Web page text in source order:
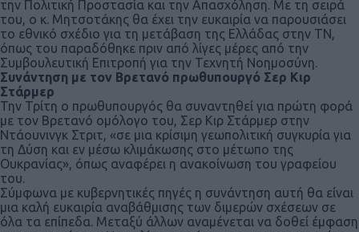
την Πολιτική Προστασία και την Απασχόληση. Με τη σειρά
του, ο κ. Μητσοτάκης θα έχει την ευκαιρία να παρουσιάσει
το εθνικό σχέδιο για τη μετάβαση της Ελλάδας στην ΤΝ,
όπως του παραδόθηκε πριν από λίγες μέρες από την
Συμβουλευτική Επιτροπή για την Τεχνητή Νοημοσύνη.
Συνάντηση με τον Βρετανό πρωθυπουργό Σερ Κιρ
Στάρμερ
Την Τρίτη ο πρωθυπουργός θα συναντηθεί για πρώτη φορά
με τον Βρετανό ομόλογο του, Σερ Κιρ Στάρμερ στην
Ντάουνινγκ Στριτ, «σε μια κρίσιμη γεωπολιτική συγκυρία για
τη Δύση και εν μέσω κλιμάκωσης στο μέτωπο της
Ουκρανίας», όπως αναφέρει η ανακοίνωση του γραφείου
του.
Σύμφωνα με κυβερνητικές πηγές η συνάντηση αυτή θα είναι
μια καλή ευκαιρία αναβάθμισης των διμερών σχέσεων σε
όλα τα επίπεδα. Μεταξύ άλλων αναμένεται να δοθεί έμφαση